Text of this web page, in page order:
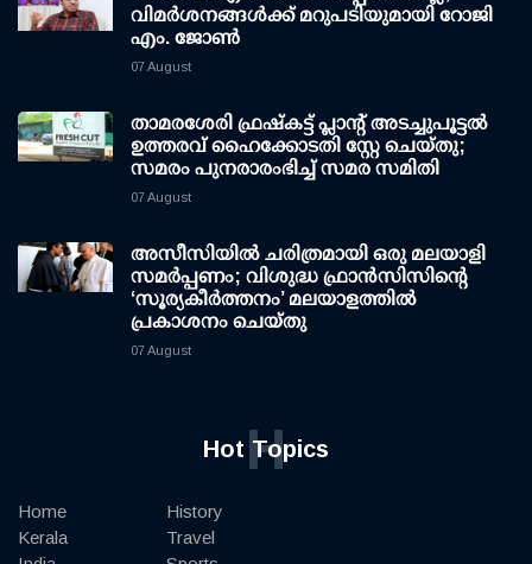
വിമര്‍ശനങ്ങള്‍ക്ക് മറുപടിയുമായി റോജി
എം. ജോണ്‍
07 August
താമരശേരി ഫ്രഷ്കട്ട് പ്ലാന്റ് അടച്ചുപൂട്ടൽ
ഉത്തരവ് ഹൈക്കോടതി സ്റ്റേ ചെയ്തു;
സമരം പുനരാരംഭിച്ച് സമര സമിതി
07 August
അസീസിയിൽ ചരിത്രമായി ഒരു മലയാളി
സമർപ്പണം; വിശുദ്ധ ഫ്രാൻസിസിന്റെ
‘സൂര്യകീർത്തനം’ മലയാളത്തിൽ
പ്രകാശനം ചെയ്തു
07 August
Hot Topics
H
Home
Kerala
History
Travel